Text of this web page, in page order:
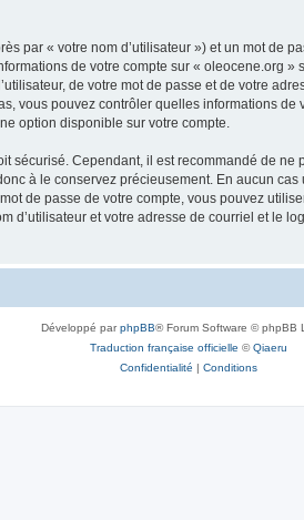
par « votre nom d’utilisateur ») et un mot de
de votre compte sur « oleocene.org
de votre mot de passe et de votre
vous pouvez contrôler quelles informations
option disponible sur votre compte.
sécurisé. Cependant, il est recommandé de
à le conservez précieusement. En aucun
de passe de votre compte, vous pouvez
d’utilisateur et votre adresse de courriel et le
Développé parphpBB® Forum Software © phpBB
Traduction française officielle ©Qiaeru
Confidentialité | Conditions